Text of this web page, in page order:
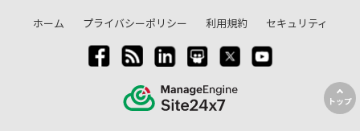
トップ
ホーム プライバシーポリシー 利用規約 セキュリティ